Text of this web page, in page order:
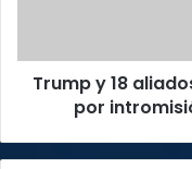
por
intromisión
Trump y 18
por